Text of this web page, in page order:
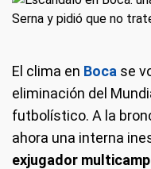
El clima en Boca se
eliminación del
futbolístico. A la
ahora una interna
exjugador